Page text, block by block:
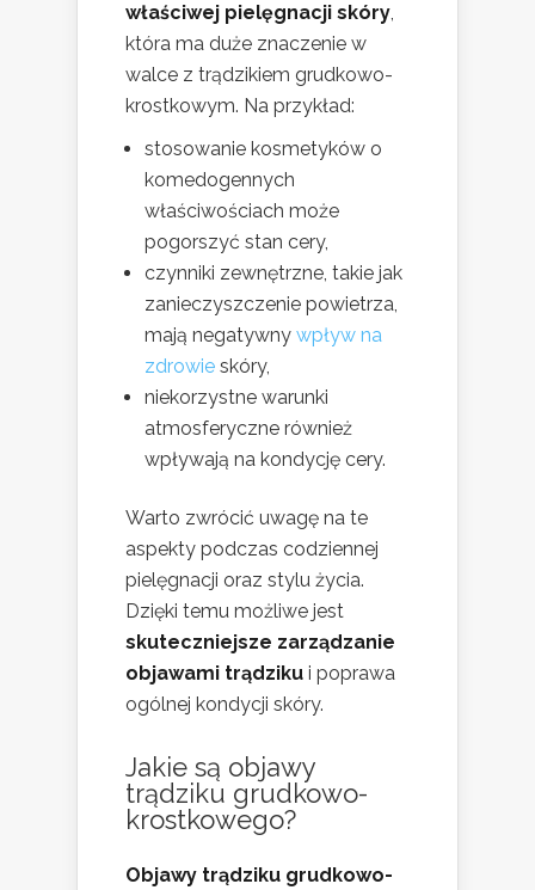
właściwej pielęgnacji skóry,
która ma duże znaczenie w
walce z trądzikiem grudkowo-
krostkowym. Na przykład:
stosowanie kosmetyków o
komedogennych
właściwościach może
pogorszyć stan cery,
czynniki zewnętrzne, takie jak
zanieczyszczenie powietrza,
mają negatywny wpływ na
zdrowie skóry,
niekorzystne warunki
atmosferyczne również
wpływają na kondycję cery.
Warto zwrócić uwagę na te
aspekty podczas codziennej
pielęgnacji oraz stylu życia.
Dzięki temu możliwe jest
skuteczniejsze zarządzanie
objawami trądziku i poprawa
ogólnej kondycji skóry.
Jakie są objawy
trądziku grudkowo-
krostkowego?
Objawy trądziku grudkowo-